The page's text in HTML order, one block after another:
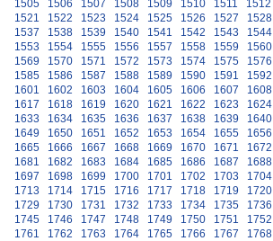
1505
1506 1507 1508 1509 1510 1511 1512
1521
1522 1523 1524 1525 1526 1527 1528
1537
1538 1539 1540 1541 1542 1543 1544
1553
1554 1555 1556 1557 1558 1559 1560
1569
1570 1571 1572 1573 1574 1575 1576
1585
1586 1587 1588 1589 1590 1591 1592
1601
1602 1603 1604 1605 1606 1607 1608
1617
1618 1619 1620 1621 1622 1623 1624
1633
1634 1635 1636 1637 1638 1639 1640
1649
1650 1651 1652 1653 1654 1655 1656
1665
1666 1667 1668 1669 1670 1671 1672
1681
1682 1683 1684 1685 1686 1687 1688
1697
1698 1699 1700 1701 1702 1703 1704
1713
1714 1715 1716 1717 1718 1719 1720
1729
1730 1731 1732 1733 1734 1735 1736
1745
1746 1747 1748 1749 1750 1751 1752
1761
1762 1763 1764 1765 1766 1767 1768